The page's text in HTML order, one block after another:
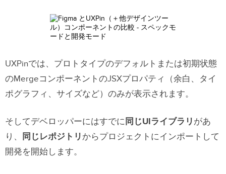
UXPinでは、プロトタイプのデフォルトまたは初期状態
のMergeコンポーネントのJSXプロパティ（余白、タイ
ポグラフィ、サイズなど）のみが表示されます。
そしてデベロッパーにはすでに 同じUIライブラリ があ
り、
同じレポジトリからプロジェクトにインポートして
開発を開始します。